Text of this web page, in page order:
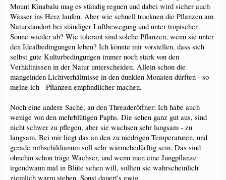
Mount Kinabalu mag es ständig regnen und dabei wird sicher auch
Wasser ins Herz laufen. Aber wie schnell trocknen die Pflanzen am
Naturstandort bei ständiger Luftbewegung und unter tropischer
Sonne wieder ab? Wie tolerant sind solche Pflanzen, wenn sie unter
den Idealbedingungen leben? Ich könnte mir vorstellen, dass sich
selbst gute Kulturbedingungen immer noch stark von den
Verhältnissen in der Natur unterscheiden. Allein schon die
mangelnden Lichtverhältnisse in den dunklen Monaten dürften - so
meine ich - Pflanzen empfindlicher machen.
Noch eine andere Sache, an den Threaderöffner: Ich habe auch
wenige von den mehrblütigen Paphs. Die sehen ganz gut aus, sind
nicht schwer zu pflegen, aber sie wachsen sehr langsam - zu
langsam. Bei mir liegt das an den zu niedrigen Temperaturen, und
gerade rothschildianum soll sehr wärmebedürftig sein. Das sind
ohnehin schon träge Wachser, und wenn man eine Jungpflanze
irgendwann mal in Blüte sehen will, sollten sie wahrscheinlich
ziemlich warm stehen. Sonst dauert's ewig.